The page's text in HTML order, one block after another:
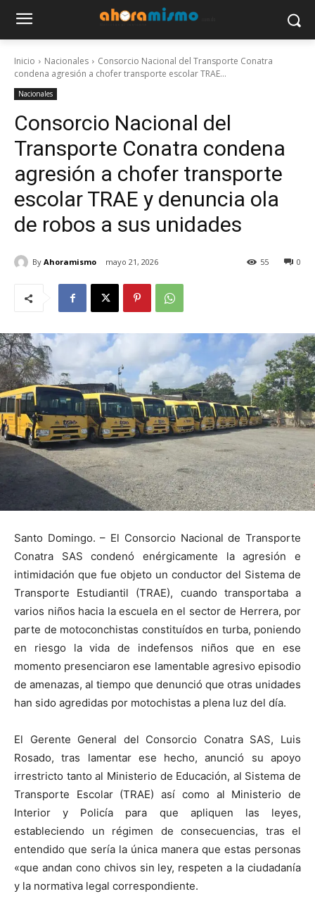
Inicio Nacionales
Consorcio Nacional del Transporte Conatra
condena agresión a chofer transporte escolar TRAE...
Nacionales
Consorcio Nacional del
Transporte Conatra condena
agresión a chofer transporte
escolar TRAE y denuncia ola
de robos a sus unidades
By Ahoramismo mayo 21, 2026 0
55
Santo Domingo. – El Consorcio Nacional de Transporte
Conatra SAS condenó enérgicamente la agresión e
intimidación que fue objeto un conductor del Sistema de
Transporte Estudiantil (TRAE), cuando transportaba a
varios niños hacia la escuela en el sector de Herrera, por
parte de motoconchistas constituídos en turba, poniendo
en riesgo la vida de indefensos niños que en ese
momento presenciaron ese lamentable agresivo episodio
de amenazas, al tiempo que denunció que otras unidades
han sido agredidas por motochistas a plena luz del día.
El Gerente General del Consorcio Conatra SAS, Luis
Rosado, tras lamentar ese hecho, anunció su apoyo
irrestricto tanto al Ministerio de Educación, al Sistema de
Transporte Escolar (TRAE) así como al Ministerio de
Interior y Policía para que apliquen las leyes,
estableciendo un régimen de consecuencias, tras el
entendido que sería la única manera que estas personas
«que andan cono chivos sin ley, respeten a la ciudadanía
y la normativa legal correspondiente.